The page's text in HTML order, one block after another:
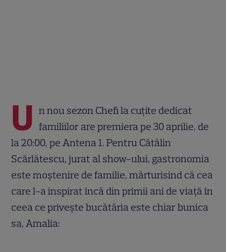
U n nou sezon Chefi la cuțite dedicat
familiilor are premiera pe 30 aprilie, de
la 20:00, pe Antena 1.Pentru Cătălin
Scărlătescu, jurat al show-ului, gastronomia
este moștenire de familie, mărturisind că cea
care l-a inspirat încă din primii ani de viață în
ceea ce privește bucătăria este chiar bunica
sa, Amalia: